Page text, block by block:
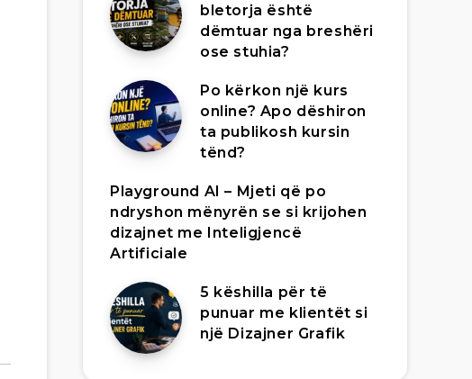
bletorja është
dëmtuar nga breshëri
ose stuhia?
Po kërkon një kurs
online? Apo dëshiron
ta publikosh kursin
tënd?
Playground AI – Mjeti që po
ndryshon mënyrën se si krijohen
dizajnet me Inteligjencë
Artificiale
5 këshilla për të
punuar me klientët si
një Dizajner Grafik